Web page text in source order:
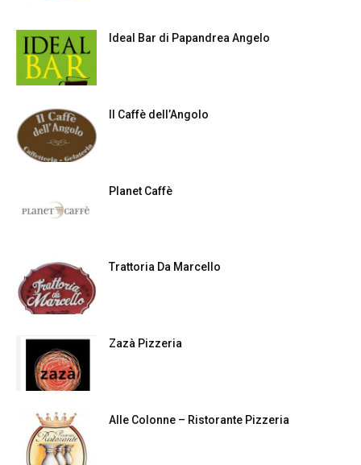
Ideal Bar di Papandrea Angelo
Il Caffè dell’Angolo
Planet Caffè
Trattoria Da Marcello
Zazà Pizzeria
Alle Colonne – Ristorante Pizzeria